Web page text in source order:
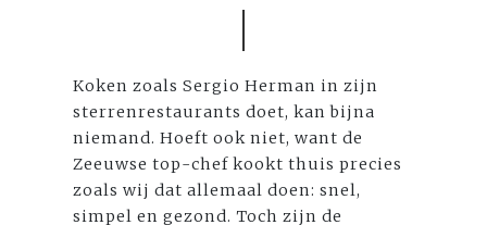
Koken zoals Sergio Herman in zijn
sterrenrestaurants doet, kan bijna
niemand. Hoeft ook niet, want de
Zeeuwse top-chef kookt thuis precies
zoals wij dat allemaal doen: snel,
simpel en gezond. Toch zijn de